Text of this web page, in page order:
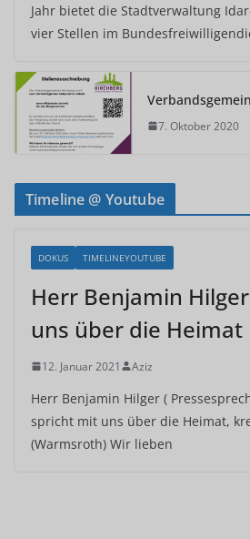
Jahr bietet die Stadtverwaltung
vier Stellen im
7. Oktober 2020
Timeline @ Youtube
DOKUS TIMELINEYOUTUBE
Herr Benjamin
uns über die Heimat
12. Januar 2021 Aziz
Herr Benjamin Hilger (
spricht mit uns über die Heimat,
(Warmsroth) Wir lieben